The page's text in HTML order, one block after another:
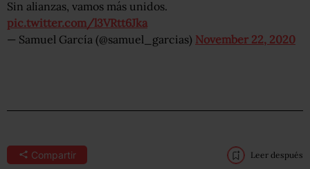
Sin alianzas, vamos más unidos.
pic.twitter.com/l3VRtt6Jka
— Samuel García (@samuel_garcias) November 22, 2020
Compartir Leer después